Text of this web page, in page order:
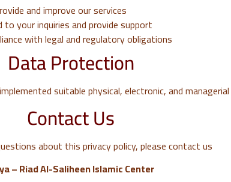
and improve our services.
to your inquiries and provide support.
with legal and regulatory obligations.
Data Protection
suitable physical, electronic, and
Contact Us
about this privacy policy, please contact us:
– Riad Al-Saliheen Islamic Center